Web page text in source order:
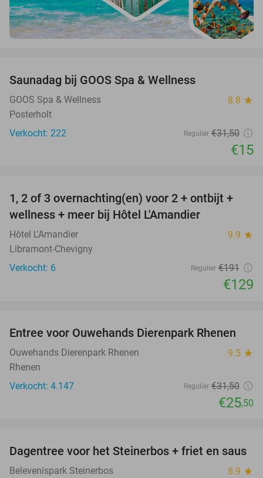
Saunadag bij GOOS Spa & Wellness
GOOS Spa & Wellness 8.8 star
Posterholt
Verkocht: 222
Regulier €31,50
€15
32%
TODAY
1, 2 of 3 overnachting(en) voor 2 + ontbijt +
wellness + meer bij Hôtel L'Amandier
Hôtel L'Amandier 9.9 star
Libramont-Chevigny
Verkocht: 6
Regulier €191
€129
19%
Entree voor Ouwehands Dierenpark Rhenen
Ouwehands Dierenpark Rhenen 9.5 star
Rhenen
Verkocht: 4.147
Regulier €31,50
€25,50
37%
Dagentree voor het Steinerbos + friet en saus
Belevenispark Steinerbos 8.9 star